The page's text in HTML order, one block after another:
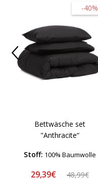
-40%
Bettwäsche set
"Anthracite“
Stoff: 100% Baumwolle
29,39€ 48,99€